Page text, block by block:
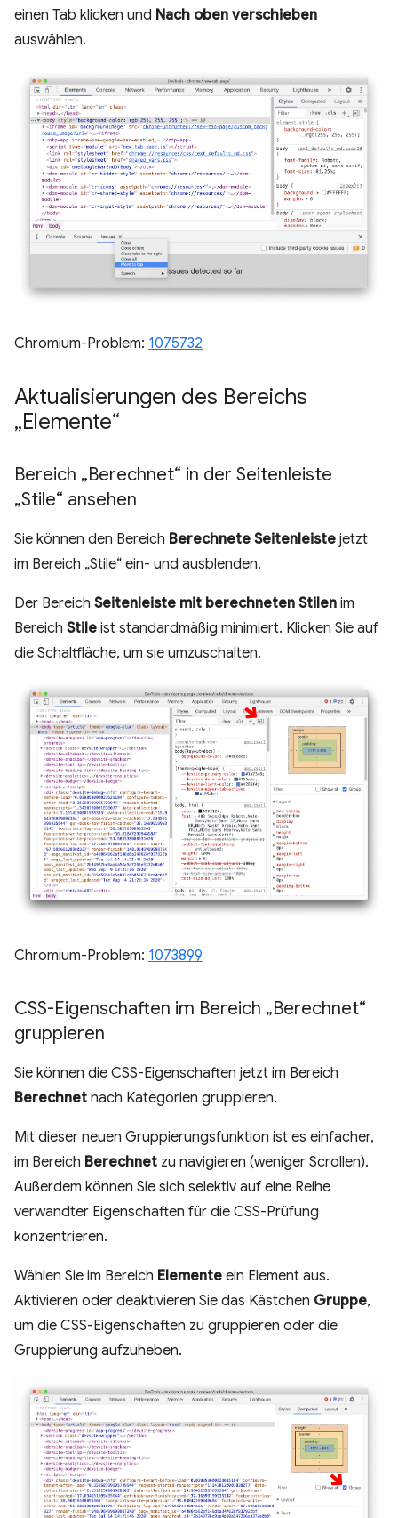
einen Tab klicken und Nach oben verschieben
auswählen.
Chromium-Problem: 1075732
Aktualisierungen des Bereichs
„Elemente“
Bereich „Berechnet“ in der Seitenleiste
„Stile“ ansehen
Sie können den Bereich Berechnete Seitenleiste jetzt
im Bereich „Stile“ ein- und ausblenden.
Der Bereich Seitenleiste mit berechneten Stilen im
Bereich Stile ist standardmäßig minimiert. Klicken Sie auf
die Schaltfläche, um sie umzuschalten.
Chromium-Problem: 1073899
CSS-Eigenschaften im Bereich „Berechnet“
gruppieren
Sie können die CSS-Eigenschaften jetzt im Bereich
Berechnet nach Kategorien gruppieren.
Mit dieser neuen Gruppierungsfunktion ist es einfacher,
im Bereich Berechnet zu navigieren (weniger Scrollen).
Außerdem können Sie sich selektiv auf eine Reihe
verwandter Eigenschaften für die CSS-Prüfung
konzentrieren.
Wählen Sie im Bereich Elemente ein Element aus.
Aktivieren oder deaktivieren Sie das Kästchen Gruppe,
um die CSS-Eigenschaften zu gruppieren oder die
Gruppierung aufzuheben.